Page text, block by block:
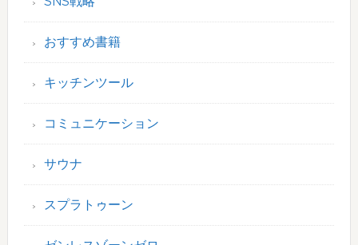
おすすめ書籍
キッチンツール
コミュニケーション
サウナ
スプラトゥーン